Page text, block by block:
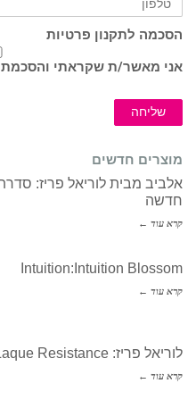
הסכמה לתקנון פרטיות
אני מאשר/ת שקראתי
שליחה
מוצרים חדשים
אלביב מבית לוריאל פריז:
חדשה
קרא עוד ←
Intuition:Intuition Blossom
קרא עוד ←
לוריאל פריז: Infallible Laque Resistance
קרא עוד ←